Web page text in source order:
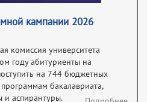
кампании 2026
комиссия университета
году абитуриенты на
на 744 бюджетных
бакалавриата,
и аспирантуры.